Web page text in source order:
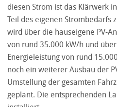
diesen Strom ist das Klärwerk
Teil des eigenen Strombedarfs
wird über die hauseigene PV-
von rund 35.000 kW/h und
Energieleistung von rund
noch ein weiterer Ausbau der
Umstellung der gesamten
geplant. Die entsprechenden